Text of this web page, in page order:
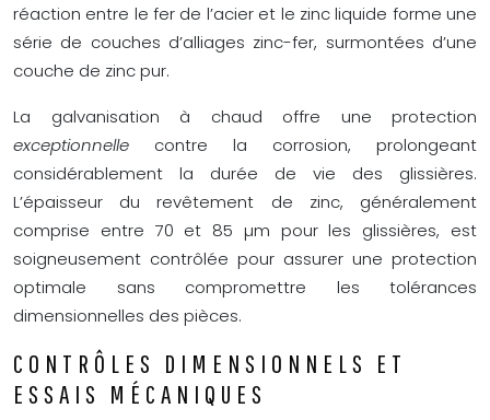
réaction entre le fer de l’acier et le zinc liquide forme une
série de couches d’alliages zinc-fer, surmontées d’une
couche de zinc pur.
La galvanisation à chaud offre une protection
exceptionnelle contre la corrosion, prolongeant
considérablement la durée de vie des glissières.
L’épaisseur du revêtement de zinc, généralement
comprise entre 70 et 85 µm pour les glissières, est
soigneusement contrôlée pour assurer une protection
optimale sans compromettre les tolérances
dimensionnelles des pièces.
CONTRÔLES DIMENSIONNELS ET
ESSAIS MÉCANIQUES